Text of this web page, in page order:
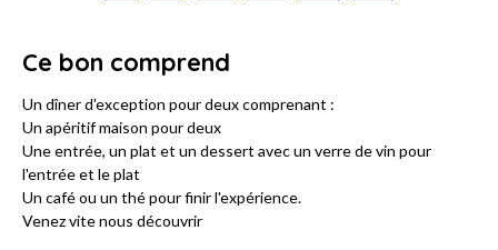
Ce bon comprend
Un dîner d'exception pour deux comprenant :
Un apéritif maison pour deux
Une entrée, un plat et un dessert avec un verre de vin pour
l'entrée et le plat
Un café ou un thé pour finir l'expérience.
Venez vite nous découvrir